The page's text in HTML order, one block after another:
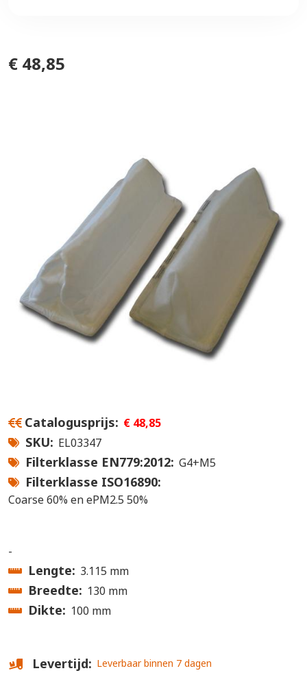
€ 48,85
Catalogusprijs € 48,85
SKU EL03347
Filterklasse EN779:2012 G4+M5
Filterklasse ISO16890
Coarse 60% en ePM2.5 50%
-
Lengte 3.115 mm
Breedte 130 mm
Dikte 100 mm
Levertijd Leverbaar binnen 7 dagen